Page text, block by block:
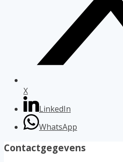
X
LinkedIn
WhatsApp
Contactgegevens